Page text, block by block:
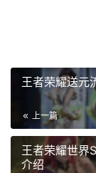
王者荣耀送元
上一篇
王者荣耀世界
介绍